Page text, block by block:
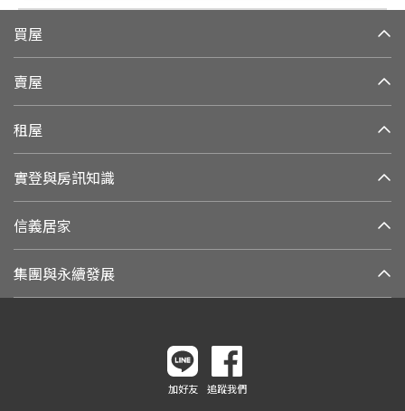
買屋
賣屋
租屋
實登與房訊知識
信義居家
集團與永續發展
加好友 追蹤我們